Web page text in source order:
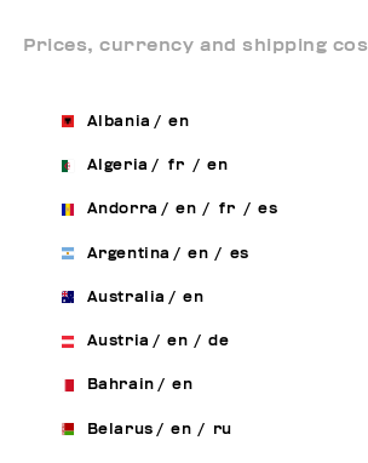
Prices, currency and shipping
Albania / en
Algeria / fr / en
Andorra / en / fr / es
Argentina / en / es
Australia / en
Austria / en / de
Bahrain / en
Belarus / en / ru